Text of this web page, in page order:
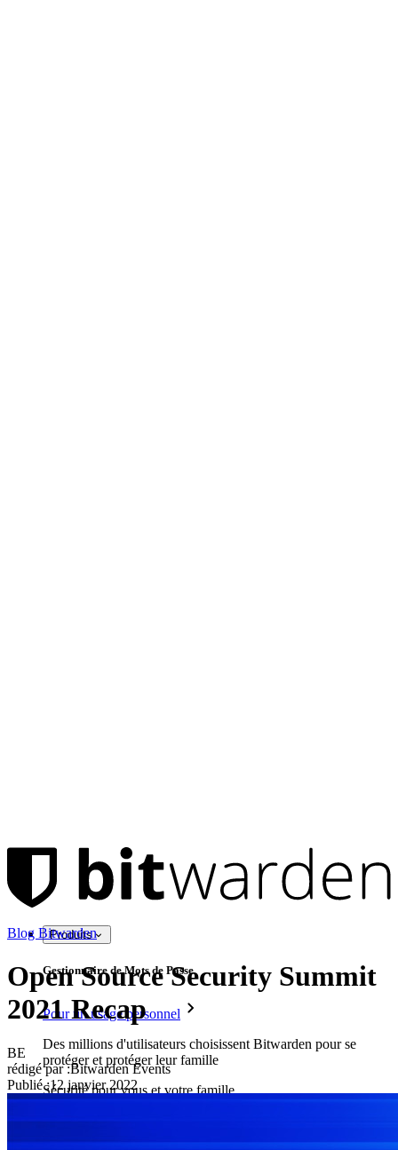
Produits
Gestionnaire de Mots de Passe
Pour un usage personnel
Des millions d'utilisateurs choisissent Bitwarden pour se
protéger et protéger leur famille
Sécurité pour vous et votre famille
Blog Bitwarden
Open Source Security Summit
2021 Recap
BE
rédigé par :Bitwarden Events
Publié:12 janvier 2022